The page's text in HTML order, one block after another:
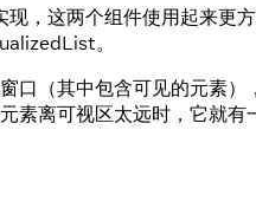
现，这两个组件使用起来更
。
口（其中包含可见的元素
素离可视区太远时，它就